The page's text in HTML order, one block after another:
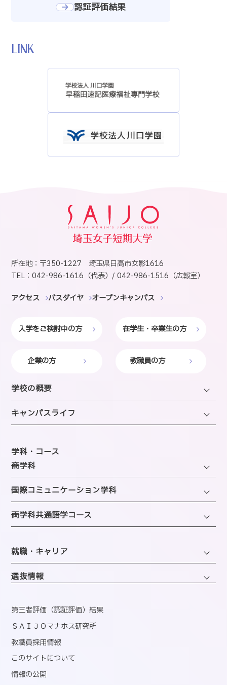
認証評価結果
LINK
所在地：〒350-1227 埼玉県日高市女影1616
TEL：042-986-1616（代表）/ 042-986-1516（広報室）
アクセス バスダイヤ オープンキャンパス
入学をご検討中の方 在学生・卒業生の方
企業の方 教職員の方
学校の概要
学長・理事長挨拶
建学の精神・沿革・校歌
SAIJOの特徴
選ばれる理由
アクセス
キャンパスライフ
年間スケジュール
施設のご紹介
図書館
クラブ＆サークルのご案内
海外留学制度
学科・コース
─商学科
ファッション・トレンドコース
ビューティーホスピタリティコース
経営・マーケティングコース
情報・AIライフコース
医療事務コンピュータコース
─国際コミュニケーション学科
観光・エンターテインメントコース
企画・地域ブランディングコース
ホテル・ホスピタリティコース
エアライン・ホスピタリティコース
ブライダル・コーディネートコース
─両学科共通語学コース
韓国語コミュニケーションコース
就職・キャリア
キャリアサポートセンター
資格取得
国内インターンシップ・課外研修
産官学連携
内定者速報
選抜情報
第三者評価（認証評価）結果
ＳＡＩＪＯマナホス研究所
教職員採用情報
このサイトについて
情報の公開